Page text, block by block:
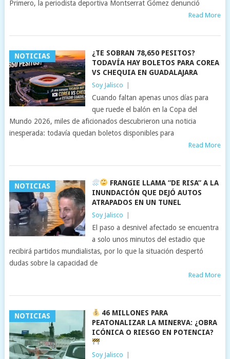
Primero, la periodista deportiva Montserrat Gómez denunció
Read More
NOTICIAS
¿TE SOBRAN 78,650 PESITOS?
TODAVÍA HAY BOLETOS PARA COREA
VS CHEQUIA EN GUADALAJARA
Soy Jalisco
Cuando faltan apenas unos días para
que ruede el balón en la Copa del
Mundo 2026, miles de aficionados descubrieron una noticia
inesperada: todavía quedan boletos disponibles para
Read More
NOTICIAS
FRANGIE LLAMA “DE RISA” A LA
INUNDACIÓN QUE DEJÓ AUTOS
ATRAPADOS EN UN TUNEL
Soy Jalisco
El paso a desnivel afectado se encuentra
a solo unos minutos del estadio que
recibirá partidos mundialistas, por lo que la situación despertó
dudas sobre la capacidad de
Read More
NOTICIAS
46 MILLONES PARA
PEATONALIZAR LA MINERVA: ¿OBRA
ICÓNICA O RIESGO EN POTENCIA?
Soy Jalisco